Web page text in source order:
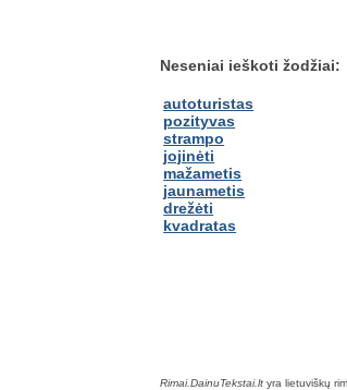
Neseniai ieškoti žodžiai:
autoturistas
pozityvas
strampo
jojinėti
mažametis
jaunametis
drežėti
kvadratas
Rimai.DainuTekstai.lt yra lietuviškų